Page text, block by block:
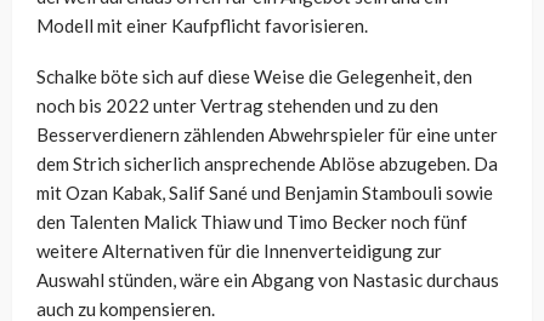
Modell mit einer Kaufpflicht favorisieren.
Schalke böte sich auf diese Weise die Gelegenheit, den
noch bis 2022 unter Vertrag stehenden und zu den
Besserverdienern zählenden Abwehrspieler für eine unter
dem Strich sicherlich ansprechende Ablöse abzugeben. Da
mit Ozan Kabak, Salif Sané und Benjamin Stambouli sowie
den Talenten Malick Thiaw und Timo Becker noch fünf
weitere Alternativen für die Innenverteidigung zur
Auswahl stünden, wäre ein Abgang von Nastasic durchaus
auch zu kompensieren.